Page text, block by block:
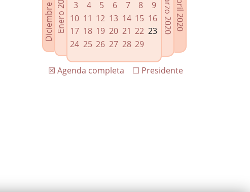
Enero 2020
3
4 5 6 7 8
9
10 11 12 13 14 15 16
17 18 19 20 21 22 23
24 25 26 27 28 29
Abril 2020
Marzo 2020
☐ Presidente
☒ Agenda completa